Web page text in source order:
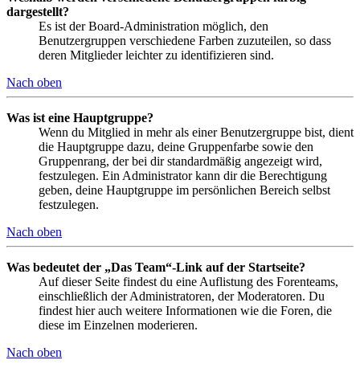
dargestellt?
Es ist der Board-Administration möglich, den
Benutzergruppen verschiedene Farben zuzuteilen, so dass
deren Mitglieder leichter zu identifizieren sind.
Nach oben
Was ist eine Hauptgruppe?
Wenn du Mitglied in mehr als einer Benutzergruppe bist, dient
die Hauptgruppe dazu, deine Gruppenfarbe sowie den
Gruppenrang, der bei dir standardmäßig angezeigt wird,
festzulegen. Ein Administrator kann dir die Berechtigung
geben, deine Hauptgruppe im persönlichen Bereich selbst
festzulegen.
Nach oben
Was bedeutet der „Das Team“-Link auf der Startseite?
Auf dieser Seite findest du eine Auflistung des Forenteams,
einschließlich der Administratoren, der Moderatoren. Du
findest hier auch weitere Informationen wie die Foren, die
diese im Einzelnen moderieren.
Nach oben